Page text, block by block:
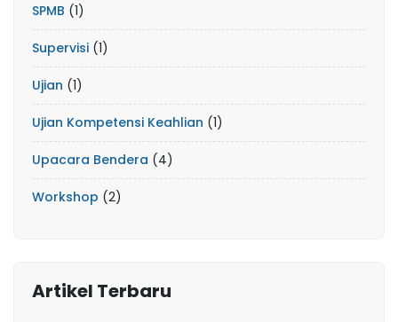
SPMB (1)
Supervisi (1)
Ujian (1)
Ujian Kompetensi Keahlian (1)
Upacara Bendera (4)
Workshop (2)
Artikel Terbaru